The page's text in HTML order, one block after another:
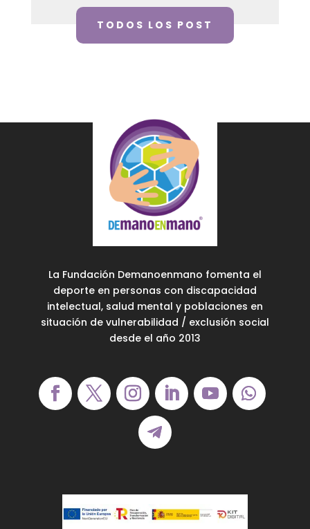
TODOS LOS POST
La Fundación Demanoenmano fomenta el
deporte en personas con discapacidad
intelectual, salud mental y poblaciones en
situación de vulnerabilidad / exclusión social
desde el año 2013